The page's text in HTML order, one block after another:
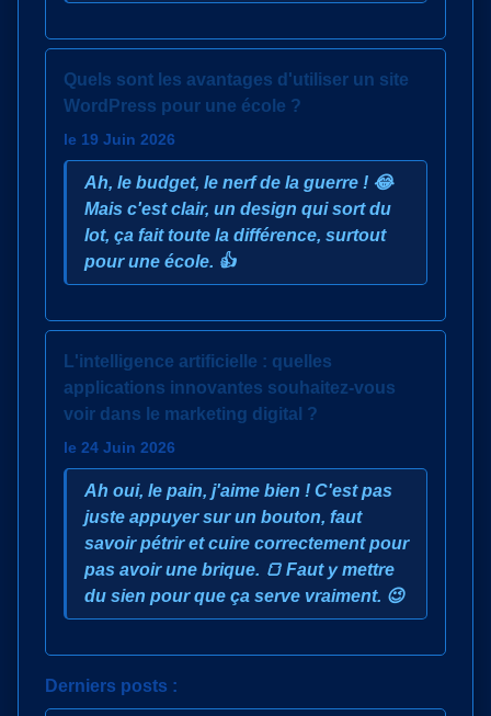
Quels sont les avantages d'utiliser un site
WordPress pour une école ?
le 19 Juin 2026
Ah, le budget, le nerf de la guerre ! 😂
Mais c'est clair, un design qui sort du
lot, ça fait toute la différence, surtout
pour une école. 👍
L'intelligence artificielle : quelles
applications innovantes souhaitez-vous
voir dans le marketing digital ?
le 24 Juin 2026
Ah oui, le pain, j'aime bien ! C'est pas
juste appuyer sur un bouton, faut
savoir pétrir et cuire correctement pour
pas avoir une brique. 🍞 Faut y mettre
du sien pour que ça serve vraiment. 😉
Derniers posts :